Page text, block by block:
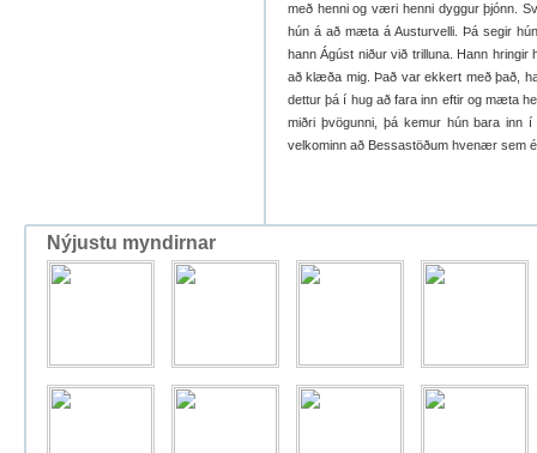
með henni og væri henni dyggur þjónn.
hún á að mæta á Austurvelli. Þá segir
hann Ágúst niður við trilluna. Hann
að klæða mig. Það var ekkert með það,
dettur þá í hug að fara inn eftir og mæta
miðri þvögunni, þá kemur hún bara inn
velkominn að Bessastöðum hvenær sem
Nýjustu myndirnar